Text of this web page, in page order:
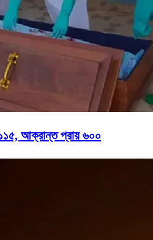
আক্রান্ত প্রায় ৬০০